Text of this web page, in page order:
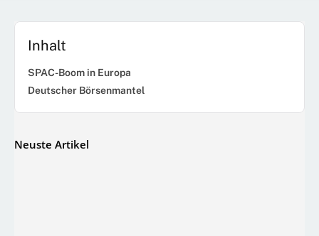
Inhalt
SPAC-Boom in Europa
Deutscher Börsenmantel
Neuste Artikel